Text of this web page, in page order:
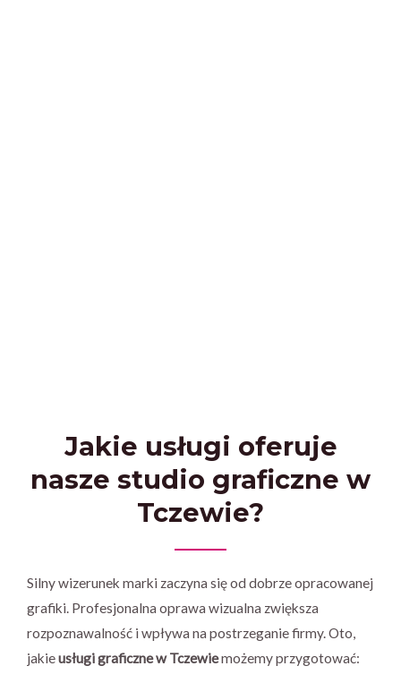
Jakie usługi oferuje
nasze studio graficzne w
Tczewie?
Silny wizerunek marki zaczyna się od dobrze opracowanej
grafiki. Profesjonalna oprawa wizualna zwiększa
rozpoznawalność i wpływa na postrzeganie firmy. Oto,
jakieusługi graficzne w Tczewiemożemy przygotować: